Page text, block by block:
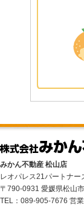
みかん不動産 松山店
レオパレス21パートナー
〒790-0931 愛媛県松山
TEL：089-905-7676 営